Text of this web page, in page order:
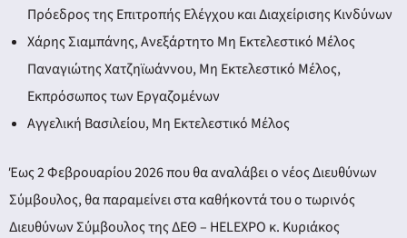
Πρόεδρος της Επιτροπής Ελέγχου και Διαχείρισης Κινδύνων
Χάρης Σιαμπάνης, Ανεξάρτητο Μη Εκτελεστικό Μέλος
Παναγιώτης Χατζηϊωάννου, Μη Εκτελεστικό Μέλος,
Εκπρόσωπος των Εργαζομένων
Αγγελική Βασιλείου, Μη Εκτελεστικό Μέλος
Έως 2 Φεβρουαρίου 2026 που θα αναλάβει ο νέος Διευθύνων
Σύμβουλος, θα παραμείνει στα καθήκοντά του ο τωρινός
Διευθύνων Σύμβουλος της ΔΕΘ – HELEXPO κ. Κυριάκος